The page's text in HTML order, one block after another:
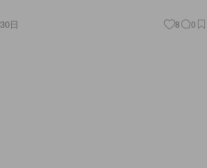
日 8 0